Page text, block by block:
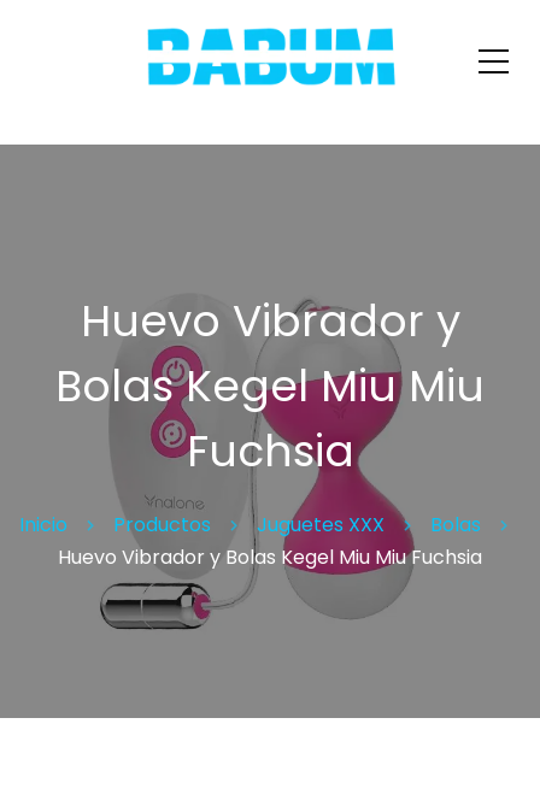
Huevo Vibrador y
Bolas Kegel Miu Miu
Fuchsia
Inicio Productos Juguetes XXX
Bolas
Huevo Vibrador y Bolas Kegel Miu Miu Fuchsia